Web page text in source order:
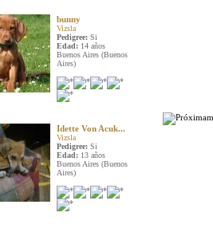
bunny
Vizsla
Pedigree: Si
Edad: 14 años
Buenos Aires (Buenos
Aires)
Idette Von Acuk...
Vizsla
Pedigree: Si
Edad: 13 años
Buenos Aires (Buenos
Aires)